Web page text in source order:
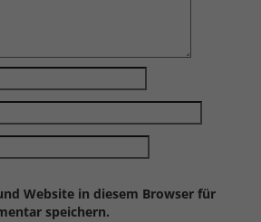
Website in diesem Browser für
speichern.